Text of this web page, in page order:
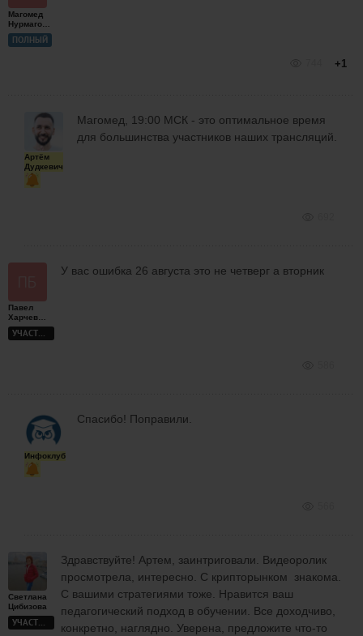
Магомед
Нурмагомедов
ПОЛНЫЙ
+1
Артём
Дудкевич
Магомед, 19:00 МСК - это оптимальное время
для большинства участников наших трансляций.
Павел
Харчевников
УЧАСТНИК
У вас ошибка 26 августа это не четверг а вторник
Инфоклуб
Спасибо! Поправили.
Светлана
Цибизова
УЧАСТНИК
Здравствуйте! Артем, заинтриговали. Видеоролик
просмотрела, интересно. С крипторынком знакома.
С вашими стратегиями тоже. Нравится ваш
педагогический подход в обучении. Все доходчиво,
конкретно, наглядно. Уверена, предложите что-то